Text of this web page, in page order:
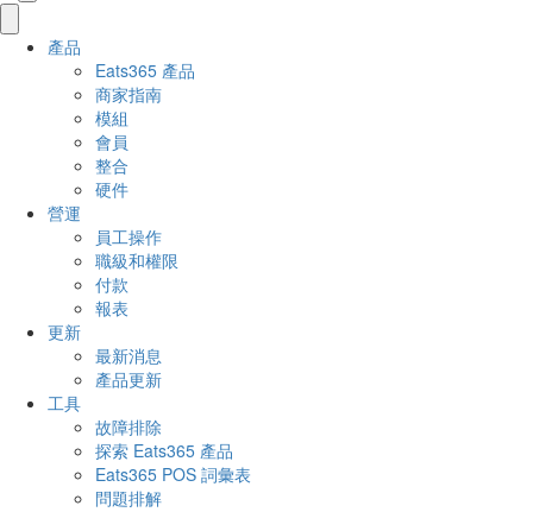
產品
Eats365 產品
商家指南
模組
會員
整合
硬件
營運
員工操作
職級和權限
付款
報表
更新
最新消息
產品更新
工具
故障排除
探索 Eats365 產品
Eats365 POS 詞彙表
問題排解